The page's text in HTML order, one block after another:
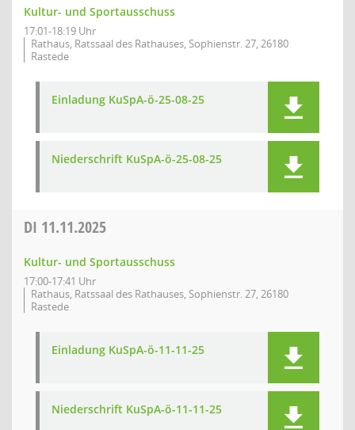
Kultur- und Sportausschuss
17:01-18:19 Uhr
Rathaus, Ratssaal des Rathauses, Sophienstr. 27, 26180
Rastede
Einladung KuSpA-ö-25-08-25
Niederschrift KuSpA-ö-25-08-25
DI 11.11.2025
Kultur- und Sportausschuss
17:00-17:41 Uhr
Rathaus, Ratssaal des Rathauses, Sophienstr. 27, 26180
Rastede
Einladung KuSpA-ö-11-11-25
Niederschrift KuSpA-ö-11-11-25